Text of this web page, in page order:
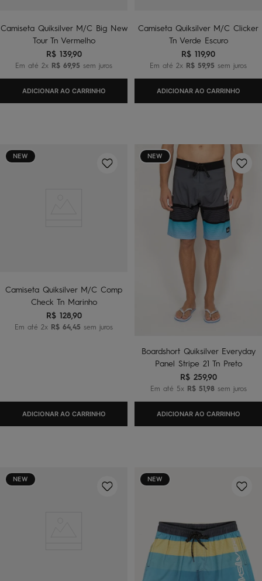
Camiseta Quiksilver M/C Big New
Tour Tn Vermelho
R$ 139,90
Em até 2x R$ 69,95 sem juros
ADICIONAR AO CARRINHO
Camiseta Quiksilver M/C Clicker
Tn Verde Escuro
R$ 119,90
Em até 2x R$ 59,95 sem juros
ADICIONAR AO CARRINHO
NEW
Camiseta Quiksilver M/C Comp
Check Tn Marinho
R$ 128,90
Em até 2x R$ 64 45 sem juros
ADICIONAR AO CARRINHO
NEW
Boardshort Quiksilver Everyday
Panel Stripe 21 Tn Preto
R$ 259,90
Em até 5x R$ 51,98sem juros
ADICIONAR AO CARRINHO
NEW NEW